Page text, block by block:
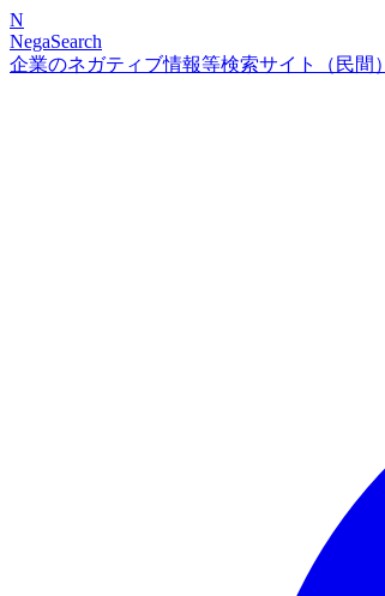
N
NegaSearch
企業のネガティブ情報等検索サイト（民間）